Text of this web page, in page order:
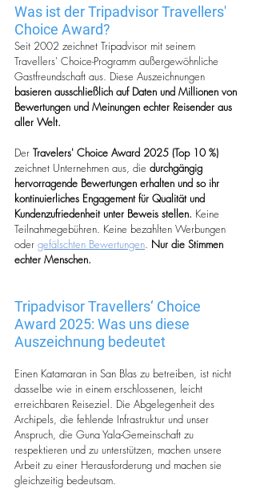
Was ist der Tripadvisor Travellers'
Choice Award?
Seit 2002 zeichnet Tripadvisor mit seinem
Travellers' Choice-Programm außergewöhnliche
Gastfreundschaft aus. Diese Auszeichnungen
basieren ausschließlich auf Daten und Millionen von
Bewertungen und Meinungen echter Reisender aus
aller Welt.
Der Travelers' Choice Award 2025 (Top 10 %)
zeichnet Unternehmen aus, die durchgängig
hervorragende Bewertungen erhalten und so ihr
kontinuierliches Engagement für Qualität und
Kundenzufriedenheit unter Beweis stellen. Keine
Teilnahmegebühren. Keine bezahlten Werbungen
oder gefälschten Bewertungen. Nur die Stimmen
echter Menschen.
Tripadvisor Travellers‘ Choice
Award 2025: Was uns diese
Auszeichnung bedeutet
Einen Katamaran in San Blas zu betreiben, ist nicht
dasselbe wie in einem erschlossenen, leicht
erreichbaren Reiseziel. Die Abgelegenheit des
Archipels, die fehlende Infrastruktur und unser
Anspruch, die Guna Yala-Gemeinschaft zu
respektieren und zu unterstützen, machen unsere
Arbeit zu einer Herausforderung und machen sie
gleichzeitig bedeutsam.